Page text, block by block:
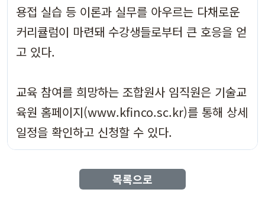
용접 실습 등 이론과 실무를 아우르는 다채로운
커리큘럼이 마련돼 수강생들로부터 큰 호응을 얻
고 있다.
교육 참여를 희망하는 조합원사 임직원은 기술교
육원 홈페이지(www.kfinco.sc.kr)를 통해 상세
일정을 확인하고 신청할 수 있다.
목록으로